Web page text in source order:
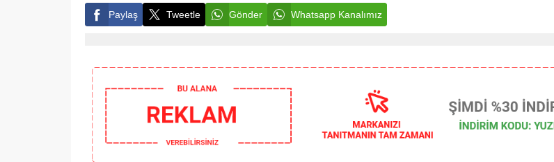
Paylaş Tweetle Gönder Whatsapp Kanalımız